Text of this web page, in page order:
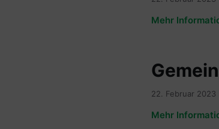
Mehr
22. Februar 2023
Mehr